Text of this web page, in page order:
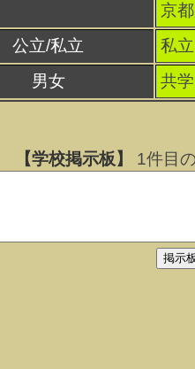
京
公立/私立
私立
男女
共学
【学校掲示板】
1件目